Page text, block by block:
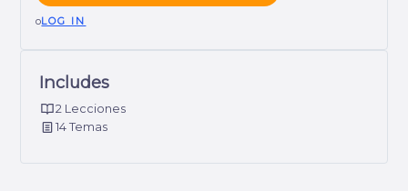
oLOG IN
Includes
2 Lecciones
14 Temas